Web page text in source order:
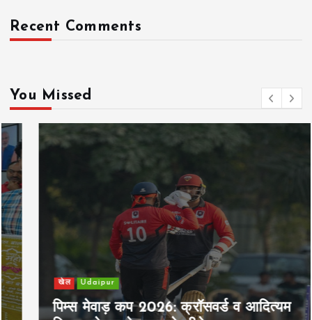
Recent Comments
You Missed
Udaipur
पिम्स मेवाड़ कप 2026: क्रॉसवर्ड व आदित्यम